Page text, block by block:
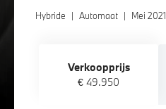
Hybride | Automaat | Mei 2021
Verkoopprijs
€ 49.950